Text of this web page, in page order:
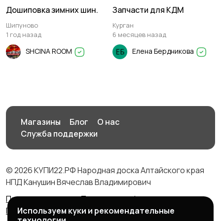
Дошиповка зимних шин.
Шипуново
1 год назад
SHCINA ROOM
Запчасти для КДМ
Курган
6 месяцев назад
Елена Бердникова
Магазины Блог
О нас
Служба поддержки
© 2026 КУПИ22.РФ Народная доска Алтайского края
НПД Канушин Вячеслав Владимирович
Правила сервиса
Политика конфиденциальности
Политика использования cookie
Используем куки и рекомендательные